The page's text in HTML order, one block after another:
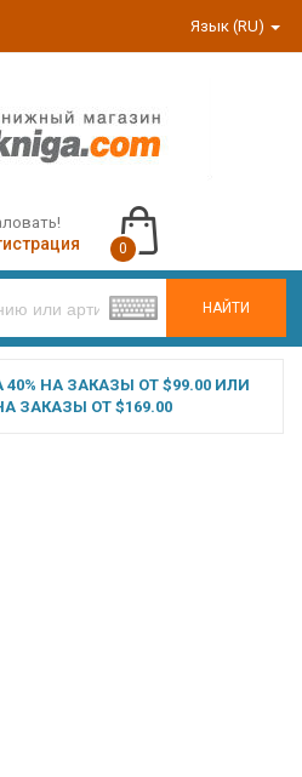
Язык (RU)
НАЙТИ
0
НА ЗАКАЗЫ ОТ $99.00 ИЛИ
ЗАКАЗЫ ОТ $169.00